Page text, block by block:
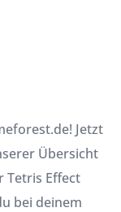
Jetzt
Übersicht
Tetris Effect
bei deinem